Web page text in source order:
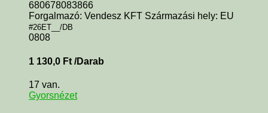
680678083866
Forgalmazó: Vendesz KFT Származási hely: EU
#26ET__/DB
0808
1 130,0 Ft /Darab
17 van.
Gyorsnézet